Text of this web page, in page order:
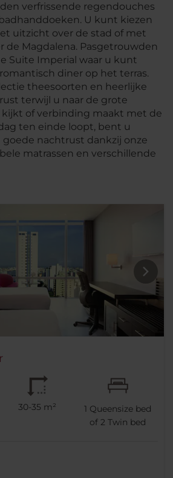
verfrissende regendouches
U kunt kiezen
uitzicht over de stad of met
de Magdalena. Pasgetrouwden
Suite Imperial waar u kunt
diner op het terras.
theesoorten en heerlijke
terwijl u naar de grote
of verbinding maakt met de
ten einde loopt, bent u
goede nachtrust dankzij onze
matrassen en verschillende
30-35 m² 1 Queensize bed
of2 Twin bed